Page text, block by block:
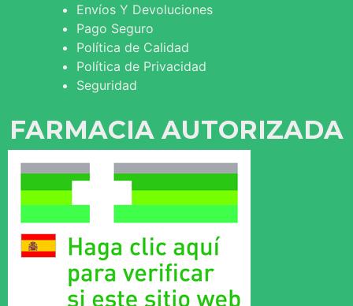
Envíos Y Devoluciones
Pago Seguro
Política de Calidad
Política de Privacidad
Seguridad
FARMACIA AUTORIZADA